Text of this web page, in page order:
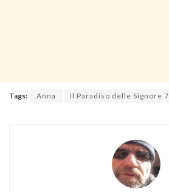
Tags: Anna Il Paradiso delle Signore 7